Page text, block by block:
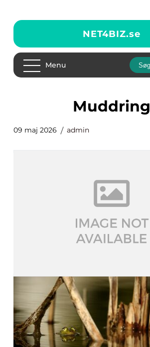
NET4BIZ.se
Menu
muddring
09 maj 2026 admin